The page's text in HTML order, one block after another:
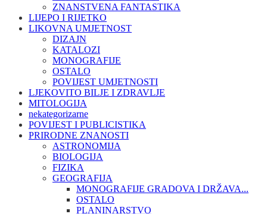
ZNANSTVENA FANTASTIKA
LIJEPO I RIJETKO
LIKOVNA UMJETNOST
DIZAJN
KATALOZI
MONOGRAFIJE
OSTALO
POVIJEST UMJETNOSTI
LJEKOVITO BILJE I ZDRAVLJE
MITOLOGIJA
nekategorizarne
POVIJEST I PUBLICISTIKA
PRIRODNE ZNANOSTI
ASTRONOMIJA
BIOLOGIJA
FIZIKA
GEOGRAFIJA
MONOGRAFIJE GRADOVA I DRŽAVA...
OSTALO
PLANINARSTVO